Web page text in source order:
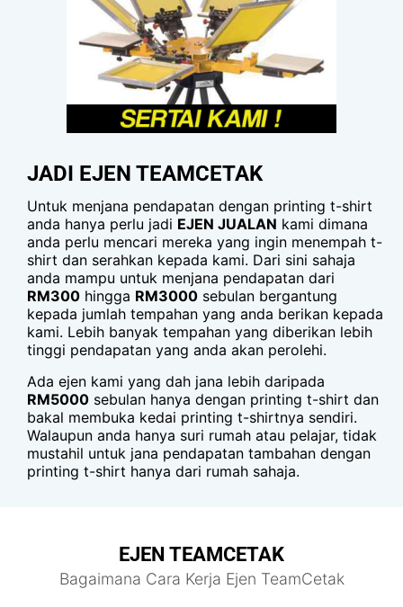
JADI EJEN TEAMCETAK
Untuk menjana pendapatan dengan printing t-shirt
anda hanya perlu jadi EJEN JUALAN kami dimana
anda perlu mencari mereka yang ingin menempah t-
shirt dan serahkan kepada kami. Dari sini sahaja
anda mampu untuk menjana pendapatan dari
RM300 hingga RM3000 sebulan bergantung
kepada jumlah tempahan yang anda berikan kepada
kami. Lebih banyak tempahan yang diberikan lebih
tinggi pendapatan yang anda akan perolehi.
Ada ejen kami yang dah jana lebih daripada
RM5000 sebulan hanya dengan printing t-shirt dan
bakal membuka kedai printing t-shirtnya sendiri.
Walaupun anda hanya suri rumah atau pelajar, tidak
mustahil untuk jana pendapatan tambahan dengan
printing t-shirt hanya dari rumah sahaja.
EJEN TEAMCETAK
Bagaimana Cara Kerja Ejen TeamCetak